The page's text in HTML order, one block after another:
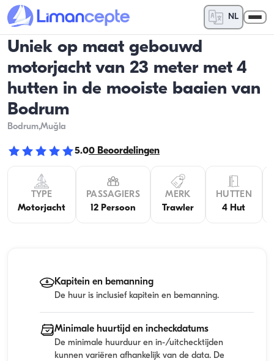
NL
Uniek op maat gebouwd
motorjacht van 23 meter met 4
hutten in de mooiste baaien van
Bodrum
Bodrum,Muğla
5.00 Beoordelingen
TYPE
Motorjacht
PASSAGIERS
12 Persoon
MERK
Trawler
HUTTEN
4 Hut
Kapitein en bemanning
De huur is inclusief kapitein en bemanning.
Minimale huurtijd en incheckdatums
De minimale huurduur en in-/uitchecktijden
kunnen variëren afhankelijk van de data. De